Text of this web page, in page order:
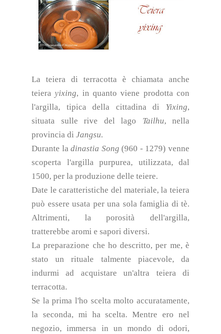
La teiera di terracotta è chiamata anche
teierayixing, in quanto viene prodotta con
l'argilla, tipica della cittadina di Yixing,
situata sulle rive del lago Tailhu, nella
provincia di Jangsu.
Durante ladinastia Song (960 - 1279) venne
scoperta l'argilla purpurea, utilizzata, dal
1500, per la produzione delle teiere.
Date le caratteristiche del materiale, la teiera
può essere usata per una sola famiglia di tè.
Altrimenti, la porosità dell'argilla,
tratterebbe aromi e sapori diversi.
La preparazione che ho descritto, per me, è
stato un rituale talmente piacevole, da
indurmi ad acquistare un'altra teiera di
terracotta.
Se la prima l'ho scelta molto accuratamente,
la seconda, mi ha scelta. Mentre ero nel
negozio, immersa in un mondo di odori,